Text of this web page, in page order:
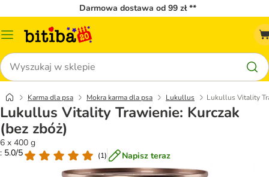
Darmowa dostawa od 99 zł **
Menu
Szukaj
Karma dla psa Mokra karma dla psa Lukullus Lukullus Vitality
Lukullus Vitality Trawienie: Kurczak
(bez zbóż)
6 x 400 g
: 5.0/5
(1) Napisz teraz